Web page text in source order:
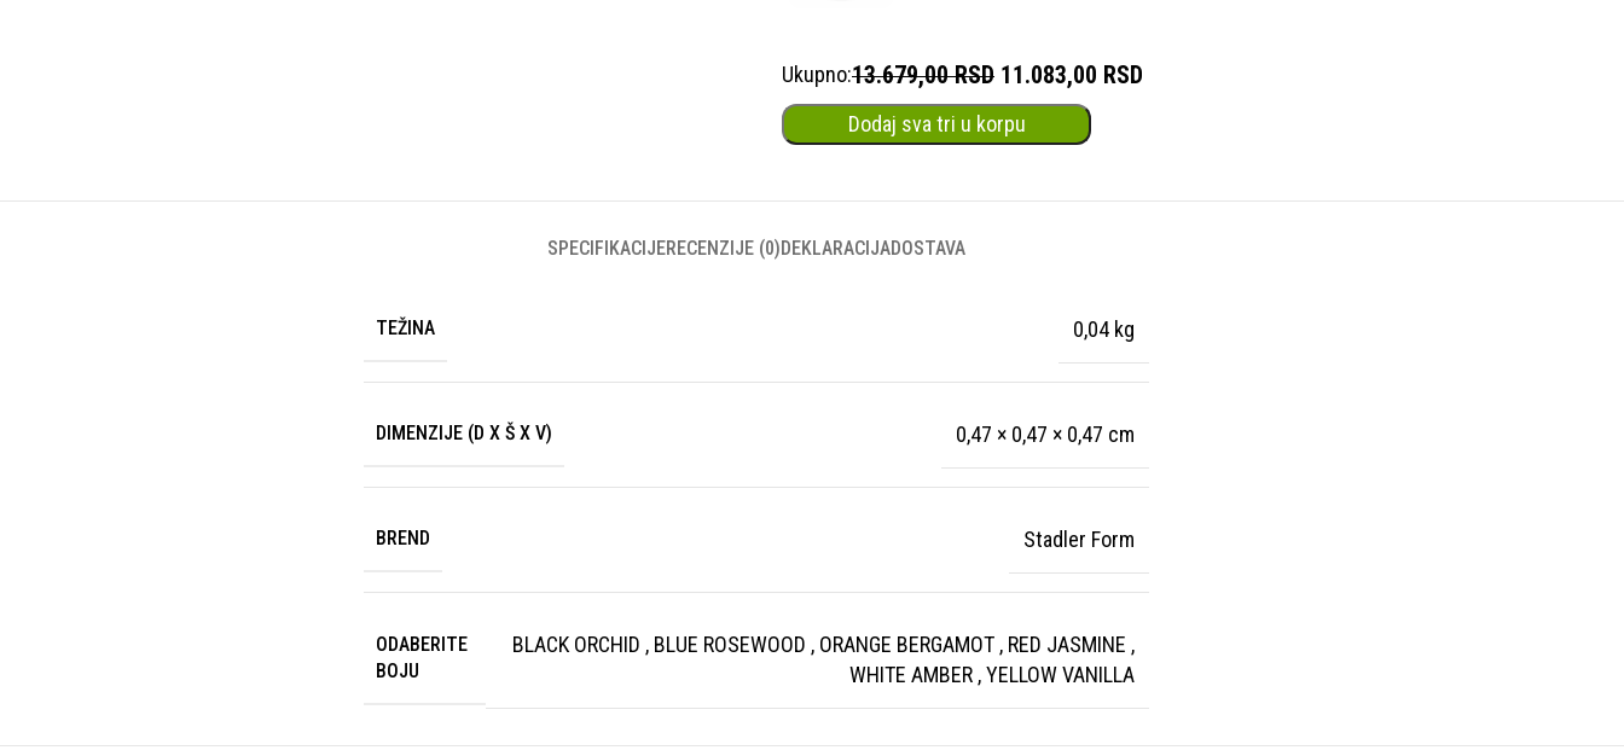
Ukupno:13.679,00 RSD 11.083,00 RSD
Dodaj sva tri u korpu
SPECIFIKACIJERECENZIJE (0)DEKLARACIJADOSTAVA
TEŽINA 0,04 kg
DIMENZIJE (D X Š X V) 0,47 × 0,47 × 0,47 cm
BREND Stadler Form
ODABERITE
BOJU
BLACK ORCHID , BLUE ROSEWOOD , ORANGE BERGAMOT , RED JASMINE ,
WHITE AMBER ,YELLOW VANILLA